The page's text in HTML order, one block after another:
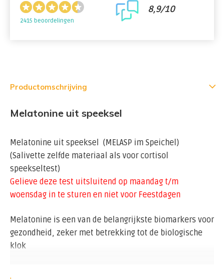
2415 beoordelingen
8,9/10
Productomschrijving
Melatonine uit speeksel
Melatonine uit speeksel (MELASP im Speichel)
(Salivette zelfde materiaal als voor cortisol
speekseltest)
Gelieve deze test uitsluitend op maandag t/m
woensdag in te sturen en niet voor Feestdagen
Melatonine is een van de belangrijkste biomarkers voor
gezondheid, zeker met betrekking tot de biologische
klok